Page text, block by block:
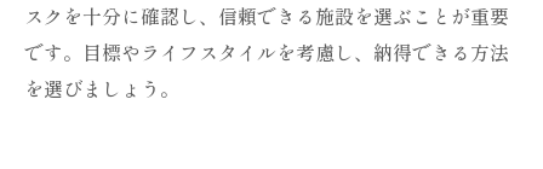
スクを十分に確認し、信頼できる施設を選ぶことが重要
です。目標やライフスタイルを考慮し、納得できる方法
を選びましょう。